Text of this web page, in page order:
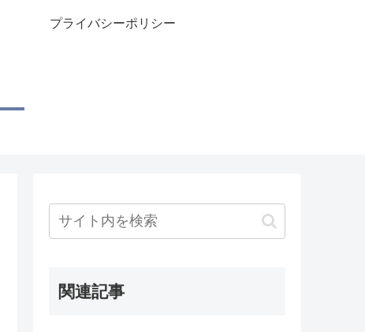
プライバシーポリシー
関連記事